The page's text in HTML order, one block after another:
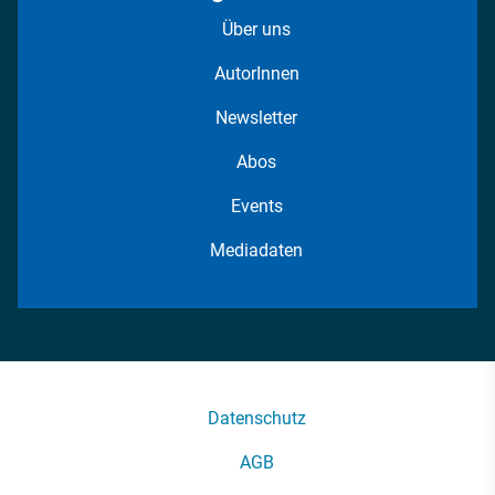
Über uns
AutorInnen
Newsletter
Abos
Events
Mediadaten
Datenschutz
AGB